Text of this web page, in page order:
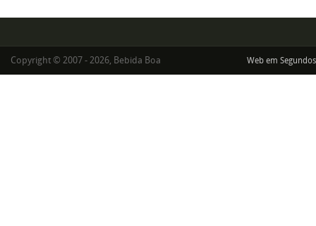
Copyright © 2007 - 2026, Bebida Boa Web em Segundos